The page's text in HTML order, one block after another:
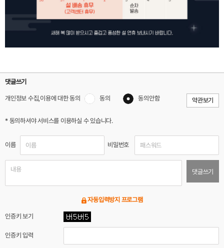
댓글쓰기
개인정보 수집,이용에 대한 동의 동의 동의안함 약관보기
* 동의하셔야 서비스를 이용하실 수 있습니다.
이름 비밀번호
댓글쓰기
자동입력방지 프로그램
인증키 보기
인증키 입력